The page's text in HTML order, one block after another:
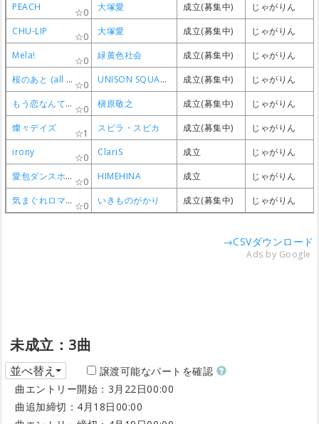
PEACH
0 大塚愛 成立(募集中)
じゃがりん
CHU-LIP
0 大塚愛 成立(募集中)
じゃがりん
Mela!
0 緑黄色社会 成立(募集中)
じゃがりん
桜のあと (all quartets lead to the?)
0 UNISON SQUARE GARDEN 成立(募集中)
じゃがりん
もう恋なんてしない
0 槇原敬之 成立(募集中)
じゃがりん
燦々デイズ
1 スピラ・スピカ 成立(募集中)
じゃがりん
irony
0 ClariS 成立
じゃがりん
愛包ダンスホール
0 HIMEHINA 成立
じゃがりん
気まぐれロマンチック
0 いきものがかり 成立(募集中) じゃがりん
PEACH
0 大塚愛 成立(募集中)
じゃがりん
CHU-LIP
0 大塚愛 成立(募集中)
じゃがりん
Mela!
0 緑黄色社会 成立(募集中)
じゃがりん
桜のあと (all quartets lead to the?)
0 UNISON SQUARE GARDEN 成立(募集中)
じゃがりん
もう恋なんてしない
0 槇原敬之 成立(募集中)
じゃがりん
燦々デイズ
1 スピラ・スピカ 成立(募集中)
じゃがりん
irony
0 ClariS 成立
じゃがりん
愛包ダンスホール
0 HIMEHINA 成立
じゃがりん
気まぐれロマンチック
0 いきものがかり 成立(募集中) じゃがりん
PEACH
0 大塚愛 成立(募集中)
じゃがりん
CHU-LIP
0 大塚愛 成立(募集中)
じゃがりん
Mela!
0 緑黄色社会 成立(募集中)
じゃがりん
桜のあと (all quartets lead to the?)
0 UNISON SQUARE GARDEN 成立(募集中)
じゃがりん
もう恋なんてしない
0 槇原敬之 成立(募集中)
じゃがりん
燦々デイズ
1 スピラ・スピカ 成立(募集中)
じゃがりん
irony
0 ClariS 成立
じゃがりん
愛包ダンスホール
0 HIMEHINA 成立
じゃがりん
気まぐれロマンチック
0 いきものがかり 成立(募集中) じゃがりん
PEACH
0 大塚愛 成立(募集中)
じゃがりん
CHU-LIP
0 大塚愛 成立(募集中)
じゃがりん
Mela!
0 緑黄色社会 成立(募集中)
じゃがりん
桜のあと (all quartets lead to the?)
0 UNISON SQUARE GARDEN 成立(募集中)
じゃがりん
もう恋なんてしない
0 槇原敬之 成立(募集中)
じゃがりん
燦々デイズ
1 スピラ・スピカ 成立(募集中)
じゃがりん
irony
0 ClariS 成立
じゃがりん
愛包ダンスホール
0 HIMEHINA 成立
じゃがりん
気まぐれロマンチック
0 いきものがかり 成立(募集中) じゃがりん
→CSVダウンロード
Ads by Google
未成立：3曲
並べ替え
譲渡可能なパートを確認
曲エントリー開始：3月22日00:00
曲追加締切：4月18日00:00